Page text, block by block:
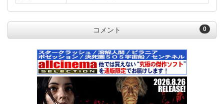
0
コメント